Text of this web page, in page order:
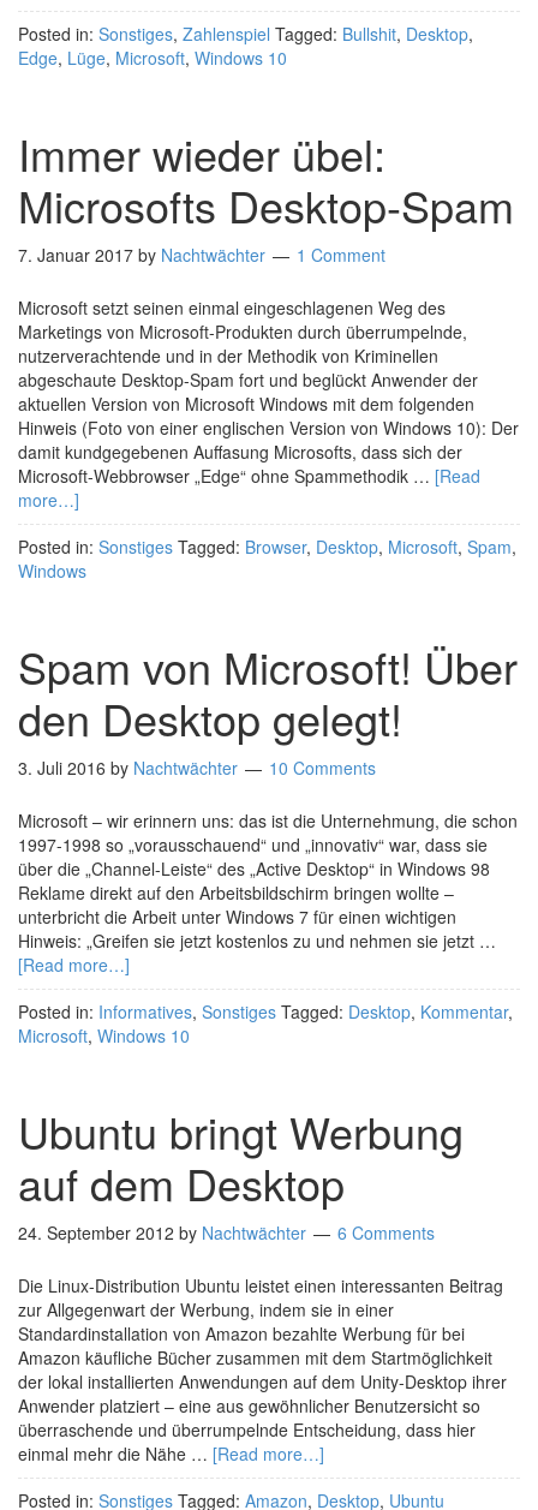
Posted in: Sonstiges, Zahlenspiel Tagged: Bullshit, Desktop,
Edge, Lüge, Microsoft, Windows 10
Immer wieder übel:
Microsofts Desktop-Spam
7. Januar 2017 by Nachtwächter 1 Comment
Microsoft setzt seinen einmal eingeschlagenen Weg des
Marketings von Microsoft-Produkten durch überrumpelnde,
nutzerverachtende und in der Methodik von Kriminellen
abgeschaute Desktop-Spam fort und beglückt Anwender der
aktuellen Version von Microsoft Windows mit dem folgenden
Hinweis (Foto von einer englischen Version von Windows 10): Der
damit kundgegebenen Auffasung Microsofts, dass sich der
Microsoft-Webbrowser „Edge“ ohne Spammethodik … [Read
more…]
Posted in: Sonstiges Tagged: Browser, Desktop, Microsoft, Spam,
Windows
Spam von Microsoft! Über
den Desktop gelegt!
3. Juli 2016 by Nachtwächter 10 Comments
Microsoft – wir erinnern uns: das ist die Unternehmung, die schon
1997-1998 so „vorausschauend“ und „innovativ“ war, dass sie
über die „Channel-Leiste“ des „Active Desktop“ in Windows 98
Reklame direkt auf den Arbeitsbildschirm bringen wollte –
unterbricht die Arbeit unter Windows 7 für einen wichtigen
Hinweis: „Greifen sie jetzt kostenlos zu und nehmen sie jetzt …
[Read more…]
Posted in: Informatives, Sonstiges Tagged: Desktop, Kommentar,
Microsoft, Windows 10
Ubuntu bringt Werbung
auf dem Desktop
24. September 2012 by Nachtwächter 6 Comments
Die Linux-Distribution Ubuntu leistet einen interessanten Beitrag
zur Allgegenwart der Werbung, indem sie in einer
Standardinstallation von Amazon bezahlte Werbung für bei
Amazon käufliche Bücher zusammen mit dem Startmöglichkeit
der lokal installierten Anwendungen auf dem Unity-Desktop ihrer
Anwender platziert – eine aus gewöhnlicher Benutzersicht so
überraschende und überrumpelnde Entscheidung, dass hier
einmal mehr die Nähe … [Read more…]
Posted in: Sonstiges Tagged: Amazon, Desktop, Ubuntu